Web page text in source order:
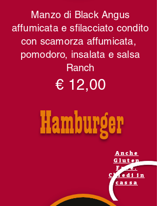
Manzo di Black Angus
affumicata e sfilacciato condito
con scamorza affumicata,
pomodoro, insalata e salsa
Ranch
€ 12,00
Hamburger
Anche
Gluten
Free.
Chiedi in
cassa